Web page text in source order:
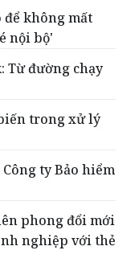
để không mất
nội bộ'
Từ đường chạy
trong xử lý
ty Bảo hiểm
phong đổi mới
nghiệp với thẻ